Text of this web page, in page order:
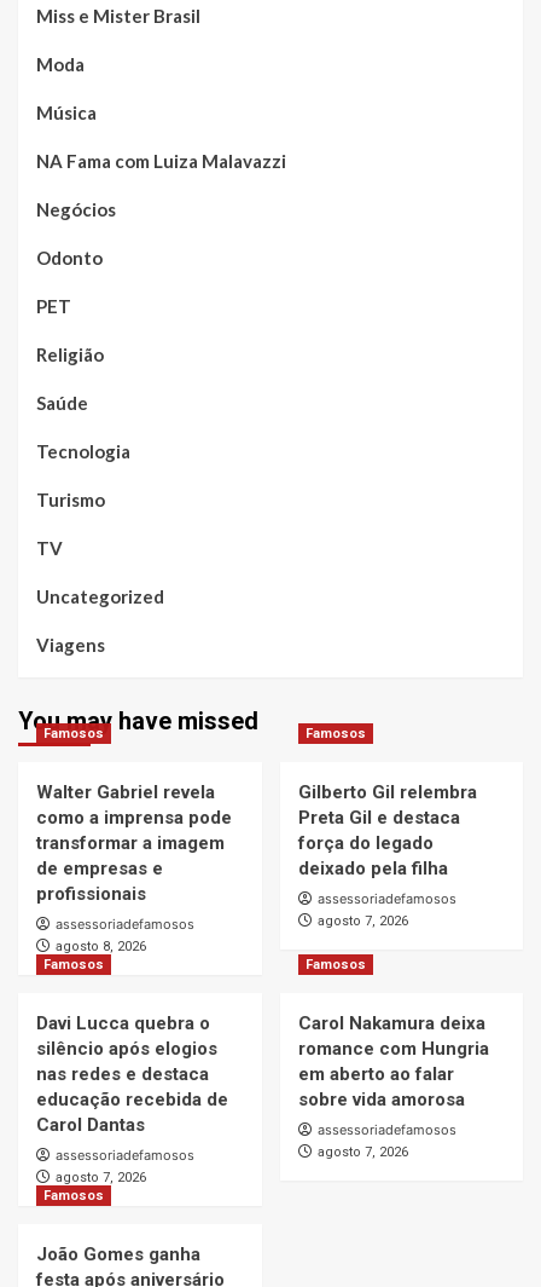
Miss e Mister Brasil
Moda
Música
NA Fama com Luiza Malavazzi
Negócios
Odonto
PET
Religião
Saúde
Tecnologia
Turismo
TV
Uncategorized
Viagens
You may have missed
Famosos
Walter Gabriel revela
como a imprensa pode
transformar a imagem
de empresas e
profissionais
assessoriadefamosos
agosto 8, 2026
Famosos
Gilberto Gil relembra
Preta Gil e destaca
força do legado
deixado pela filha
assessoriadefamosos
agosto 7, 2026
Famosos
Davi Lucca quebra o
silêncio após elogios
nas redes e destaca
educação recebida de
Carol Dantas
assessoriadefamosos
agosto 7, 2026
Famosos
Carol Nakamura deixa
romance com Hungria
em aberto ao falar
sobre vida amorosa
assessoriadefamosos
agosto 7, 2026
Famosos
João Gomes ganha
festa após aniversário